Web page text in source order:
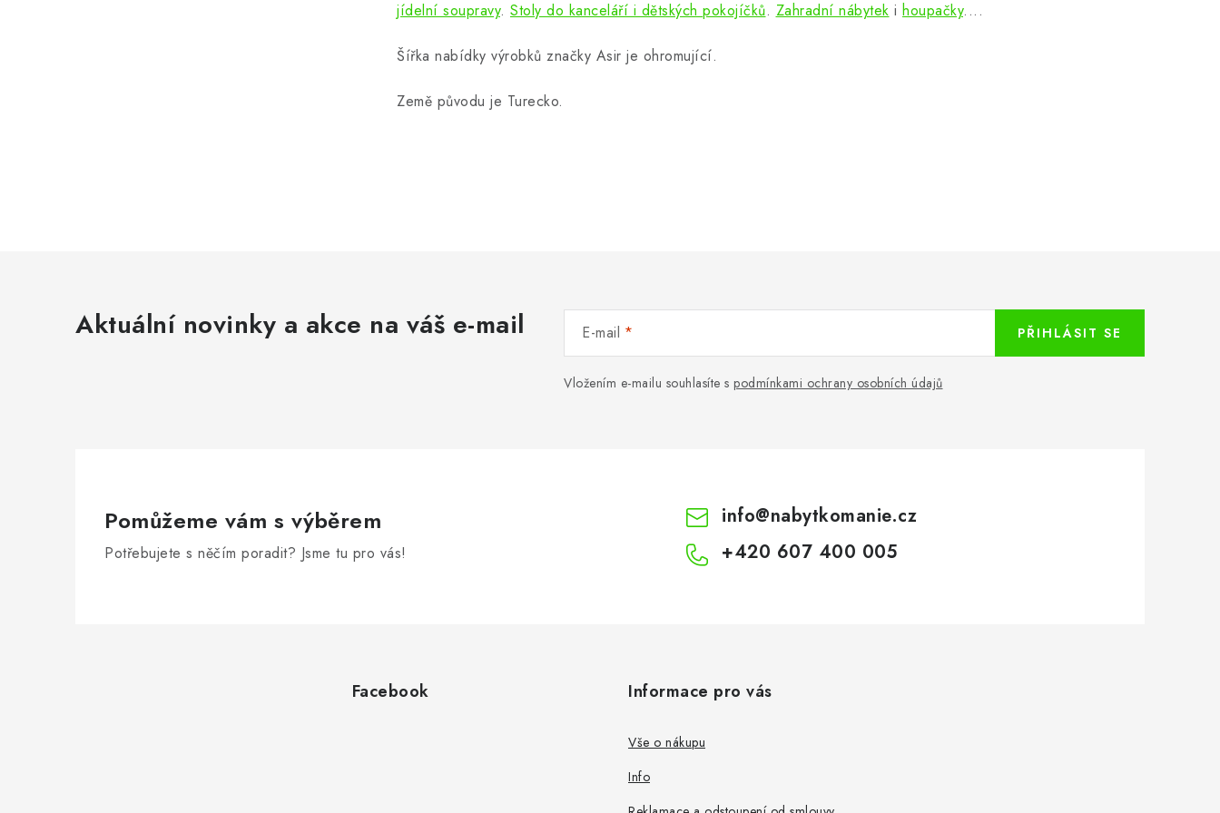
jídelní soupravy. Stoly do kanceláří i dětských pokojíčků. Zahradní nábytek i houpačky....
Šířka nabídky výrobků značky Asir je ohromující.
Země původu je Turecko.
Aktuální novinky a akce na váš e-mail E-mail
Vložením e-mailu souhlasíte s podmínkami ochrany osobních údajů
PŘIHLÁSIT SE
Pomůžeme vám s výběrem
Potřebujete s něčím poradit? Jsme tu pro vás!
info@nabytkomanie.cz
+420 607 400 005
Facebook Informace pro vás
Vše o nákupu
Info